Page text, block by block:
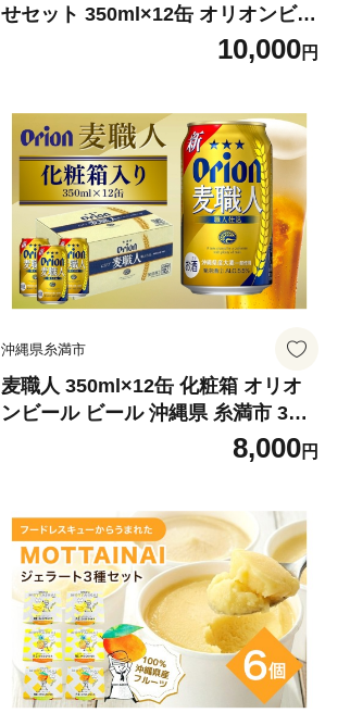
せセット 350ml×12缶 オリオンビー
ル ビール 沖縄県 糸満市 36-40
10,000円
沖縄県糸満市
麦職人 350ml×12缶 化粧箱 オリオ
ンビール ビール 沖縄県 糸満市 36-3
8,000円